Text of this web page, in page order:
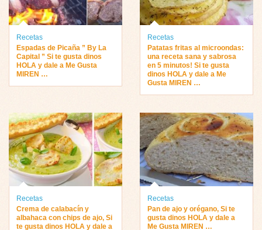
Recetas
Espadas de Picaña ” By La
Capital ” Si te gusta dinos
HOLA y dale a Me Gusta
MIREN …
Recetas
Patatas fritas al microondas:
una receta sana y sabrosa
en 5 minutos! Si te gusta
dinos HOLA y dale a Me
Gusta MIREN …
Recetas
Crema de calabacín y
albahaca con chips de ajo, Si
te gusta dinos HOLA y dale a
Recetas
Pan de ajo y orégano, Si te
gusta dinos HOLA y dale a
Me Gusta MIREN …